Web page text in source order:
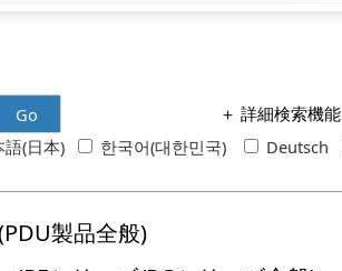
Go ＋ 詳細検索機能
語(日本) 한국어(대한민국) Deutsch